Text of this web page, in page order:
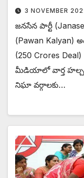
3 NOVEMBER
జనసేన పార్టీ
(Pawan Kalyan)
(250 Crores
మీడియాలో వార్త హల్చల్
నిఘా వర్గాలకు…